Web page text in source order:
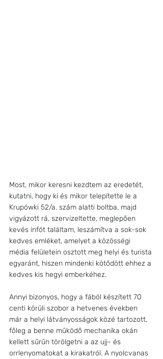
Most, mikor keresni kezdtem az eredetét,
kutatni, hogy ki és mikor telepítette le a
Krupówki 52/a. szám alatti boltba, majd
vigyázott rá, szervizeltette, meglepően
kevés infót találtam, leszámítva a sok-sok
kedves emléket, amelyet a közösségi
média felületein osztott meg helyi és turista
egyaránt, hiszen mindenki kötődött ehhez a
kedves kis hegyi emberkéhez.
Annyi bizonyos, hogy a fából készített 70
centi körüli szobor a hetvenes években
már a helyi látványosságok közé tartozott,
főleg a benne működő mechanika okán
kellett sűrűn törölgetni a az ujj- és
orrlenyomatokat a kirakatról. A nyolcvanas